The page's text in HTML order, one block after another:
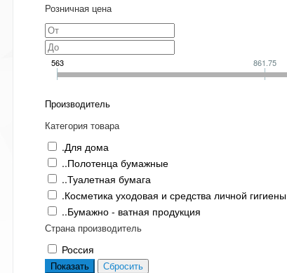
Розничная цена
563 861.75
Производитель
Категория товара
.Для дома
..Полотенца бумажные
..Туалетная бумага
.Косметика уходовая и средства личной гигиены
..Бумажно - ватная продукция
Страна производитель
Россия